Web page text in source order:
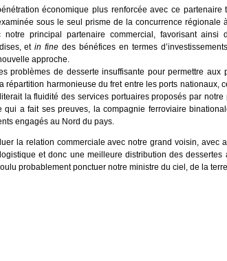
économique plus renforcée avec ce partenaire
sous le seul prisme de la concurrence régionale
principal partenaire commercial, favorisant ainsi
etin fine des bénéfices en termes
approche.
problèmes de desserte insuffisante pour permettre aux
harmonieuse du fret entre les ports nationaux,
la fluidité des services portuaires proposés par notre
a fait ses preuves, la compagnie ferroviaire
engagés au Nord du pays.
la relation commerciale avec notre grand voisin, avec
et donc une meilleure distribution des dessertes
probablement ponctuer notre ministre du ciel, de la